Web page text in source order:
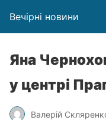
Вечірні новини
Яна
у центрі
Валерій